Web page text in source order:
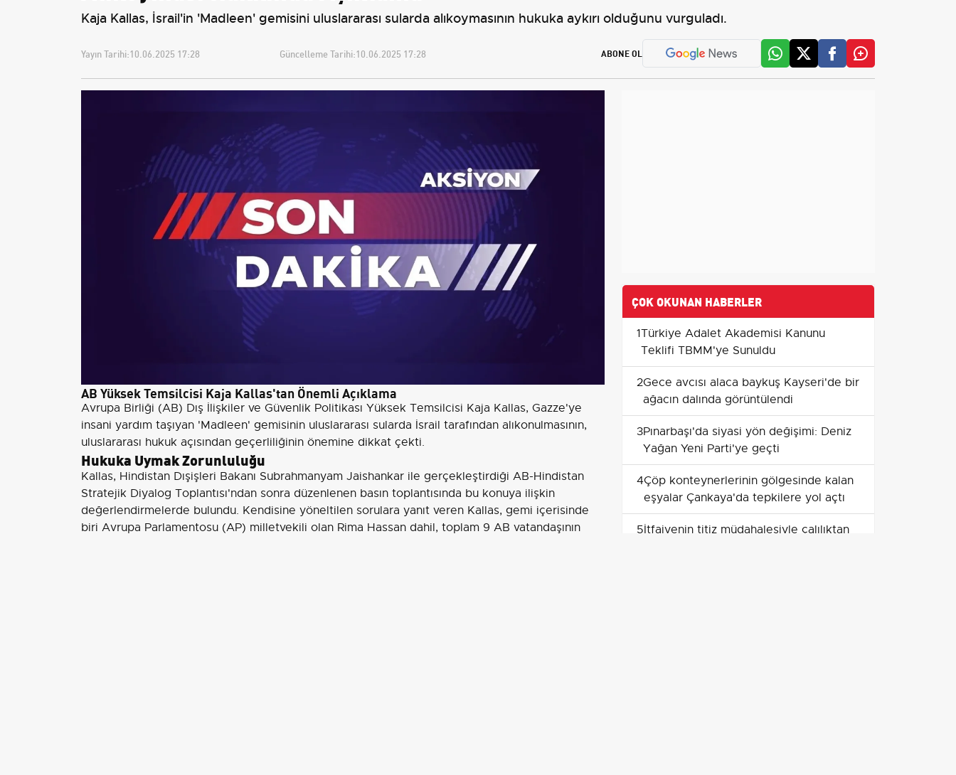
Kaja Kallas, İsrail'in 'Madleen' gemisini uluslararası sularda alıkoymasının hukuka aykırı olduğunu vurguladı.
Yayın Tarihi:10.06.2025 17:28 Güncelleme Tarihi:10.06.2025 17:28 ABONE OL
AB Yüksek Temsilcisi Kaja Kallas'tan Önemli Açıklama
Avrupa Birliği (AB) Dış İlişkiler ve Güvenlik Politikası Yüksek Temsilcisi Kaja Kallas, Gazze'ye
insani yardım taşıyan 'Madleen' gemisinin uluslararası sularda İsrail tarafından alıkonulmasının,
uluslararası hukuk açısından geçerliliğinin önemine dikkat çekti.
Hukuka Uymak Zorunluluğu
Kallas, Hindistan Dışişleri Bakanı Subrahmanyam Jaishankar ile gerçekleştirdiği AB-Hindistan
Stratejik Diyalog Toplantısı'ndan sonra düzenlenen basın toplantısında bu konuya ilişkin
değerlendirmelerde bulundu. Kendisine yöneltilen sorulara yanıt veren Kallas, gemi içerisinde
biri Avrupa Parlamentosu (AP) milletvekili olan Rima Hassan dahil, toplam 9 AB vatandaşının
ÇOK OKUNAN HABERLER
1Türkiye Adalet Akademisi Kanunu
Teklifi TBMM'ye Sunuldu
2Gece avcısı alaca baykuş Kayseri'de bir
ağacın dalında görüntülendi
3Pınarbaşı'da siyasi yön değişimi: Deniz
Yağan Yeni Parti'ye geçti
4Çöp konteynerlerinin gölgesinde kalan
eşyalar Çankaya'da tepkilere yol açtı
5İtfaiyenin titiz müdahalesiyle çalılıktan